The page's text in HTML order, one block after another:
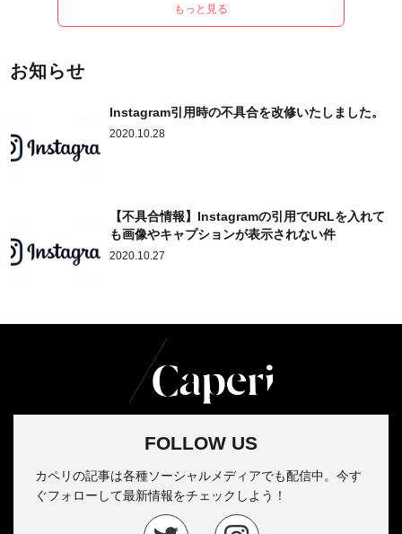
もっと見る
お知らせ
Instagram引用時の不具合を改修いたしました。
2020.10.28
【不具合情報】Instagramの引用でURLを入れて
も画像やキャプションが表示されない件
2020.10.27
FOLLOW US
カペリの記事は各種ソーシャルメディアでも配信中。今す
ぐフォローして最新情報をチェックしよう！